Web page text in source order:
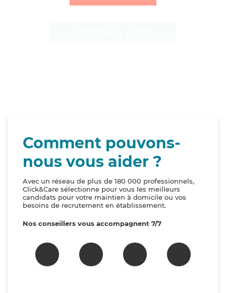
Comment pouvons-
nous vous aider ?
Avec un réseau de plus de 180 000 professionnels,
Click&Care sélectionne pour vous les meilleurs
candidats pour votre maintien à domicile ou vos
besoins de recrutement en établissement.
Nos conseillers vous accompagnent 7/7